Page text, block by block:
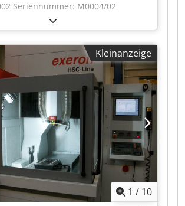
Seriennummer: M0004/02
Selca s3045 Dcsdpfx Acsy Sp Nrslok
Kleinanzeige
1 / 10